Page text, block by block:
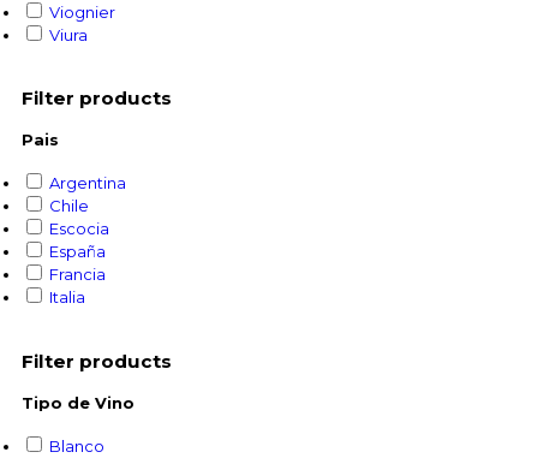
Viognier
Viura
Filter products
Pais
Argentina
Chile
Escocia
España
Francia
Italia
Filter products
Tipo de Vino
Blanco